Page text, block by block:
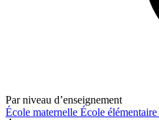
Par niveau d’enseignement
École maternelle École élémentaire